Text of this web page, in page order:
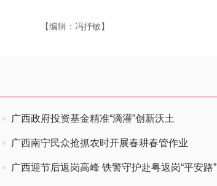
【编辑：冯抒敏】
广西政府投资基金精准“滴灌”创新沃土
广西南宁民众抢抓农时开展春耕春管作业
广西迎节后返岗高峰 铁警守护赴粤返岗“平安路”